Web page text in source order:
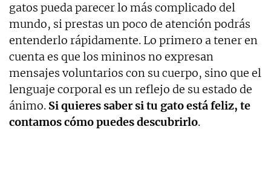
gatos pueda parecer lo más complicado del
mundo, si prestas un poco de atención podrás
entenderlo rápidamente. Lo primero a tener en
cuenta es que los mininos no expresan
mensajes voluntarios con su cuerpo, sino que el
lenguaje corporal es un reflejo de su estado de
ánimo. Si quieres saber si tu gato está feliz, te
contamos cómo puedes descubrirlo.